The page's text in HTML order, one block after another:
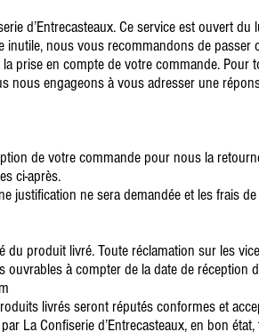
d’Entrecasteaux. Ce service est ouvert
inutile, nous vous recommandons de passer
prise en compte de votre commande.
nous engageons à vous adresser une
de votre commande pour nous la
ci-après.
justification ne sera demandée et les frais
du produit livré. Toute réclamation sur les
à compter de la date de réception
livrés seront réputés conformes et
La Confiserie d’Entrecasteaux, en bon